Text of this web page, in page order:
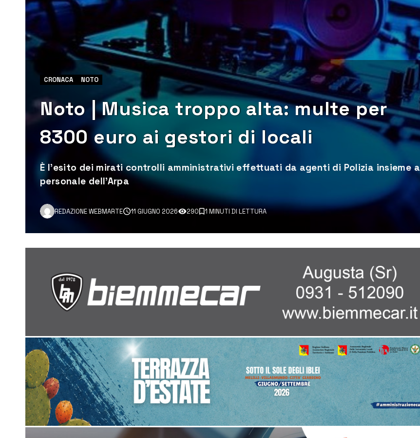
CRONACA NOTO
Noto | Musica troppo alta: multe per
8300 euro ai gestori di locali
È l’esito dei mirati controlli amministrativi effettuati da agenti di Polizia insieme a
personale dell’Arpa
REDAZIONE WEBMARTE 11 GIUGNO 2026 290 1 MINUTI DI LETTURA